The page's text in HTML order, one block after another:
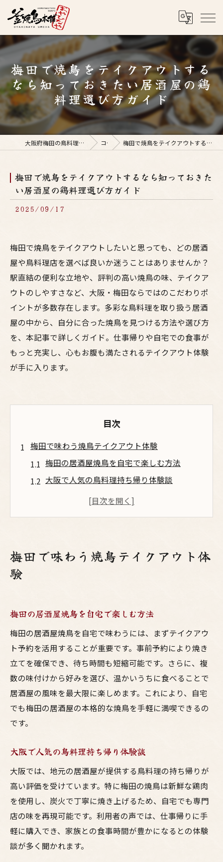
梅田で焼鳥をテイクアウトする
なら知っておきたい居酒屋の鶏
料理選び方ガイド
大阪府梅田の鳥料理なら釜焼鳥本舗おやひなや 梅田店 コラム 梅田で焼鳥をテイクアウトするなら知っておきたい居酒屋の鶏料理選び方ガイド
梅田で焼鳥をテイクアウトするなら知っておきた
い居酒屋の鶏料理選び方ガイド
2025/09/17
梅田で焼鳥をテイクアウトしたいと思っても、どの居酒
屋や鳥料理店を選べば良いか迷うことはありませんか？
駅直結の便利な立地や、評判の高い焼鳥の味、テイクア
ウトのしやすさなど、大阪・梅田ならではのこだわりポ
イントが多数存在します。多彩な鳥料理を取り扱う居酒
屋の中から、自分に合った焼鳥を見つける方法や選び方
を、本記事で詳しくガイド。仕事帰りや自宅での食事が
もっと充実し、心もお腹も満たされるテイクアウト体験
が手に入ります。
目次
梅田で味わう焼鳥テイクアウト体験
梅田の居酒屋焼鳥を自宅で楽しむ方法
大阪で人気の鳥料理持ち帰り体験談
テイクアウト焼鳥で味わう梅田の魅力
焼鳥好きが選ぶ大阪の持ち帰り鶏料理
大阪名物の焼鳥を居酒屋でテイクアウト
焼鳥専門店の人気メニューを自宅で堪能
手軽に味わう大阪らしい鳥料理の魅力
居酒屋の焼鳥を持ち帰る際のおすすめポイ
ント
手軽に楽しむ梅田の居酒屋焼鳥の魅力
梅田の居酒屋焼鳥はテイクアウトが便利
仕事帰りに居酒屋の焼鳥を持ち帰り
梅田の鳥料理専門店テイクアウト活用法
美味しい焼鳥を自宅で楽しむ方法
大阪の居酒屋で見つかる絶品鳥料理
大阪駅近くで鶏料理をテイクアウトする方法
大阪駅周辺の焼鳥テイクアウト完全ガイド
駅近居酒屋の鳥料理を上手に選ぶ方法
梅田で味わう焼鳥テイクアウト体
験
梅田の居酒屋焼鳥を自宅で楽しむ方法
梅田の居酒屋焼鳥を自宅で味わうには、まずテイクアウ
ト予約を活用することが重要です。事前予約により焼き
立てを確保でき、待ち時間も短縮可能です。さらに、複
数の味付けから好みを選び、温かいうちに食べることで
居酒屋の風味を最大限に楽しめます。これにより、自宅
でも梅田の居酒屋の本格的な焼鳥を手軽に満喫できるの
です。
大阪で人気の鳥料理持ち帰り体験談
大阪では、地元の居酒屋が提供する鳥料理の持ち帰りが
高い評価を受けています。特に梅田の焼鳥は新鮮な鶏肉
を使用し、炭火で丁寧に焼き上げるため、自宅でも専門
店の味を再現可能です。利用者の声では、仕事帰りに手
軽に購入でき、家族との食事時間が豊かになるとの体験
談が多く聞かれます。